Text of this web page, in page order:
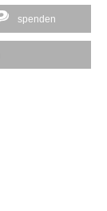
spenden